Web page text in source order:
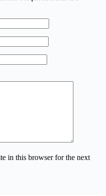
in this browser for the next